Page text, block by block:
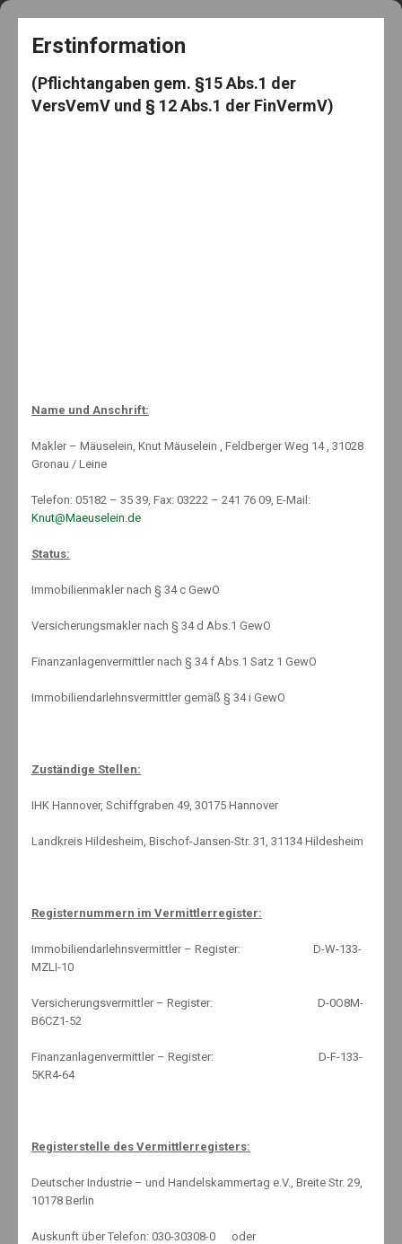
+49 5182 3539 frag@den-knut.de
Makler-Mäuselein
Cybersicherheit
Corona-Pandemie war nicht nur ein Katalysator für die digitale
Transformation der Arbeitswelt, auch den Schulalltag hat sie
entscheidend …
6. Juli 2022
Leider drohen auch oder sogar gerade für Kinder zahlreiche
Computer und Smartphones sinnvoll und sicher konfigurieren. …
By:Knut Mäuselein
Search
Archives
Mai 2025
September 2024
Erstinformation
(Pflichtangaben gem. §15 Abs.1 der
VersVemV und § 12 Abs.1 der FinVermV)
Name und Anschrift:
Makler – Mäuselein, Knut Mäuselein , Feldberger Weg 14 , 31028
Gronau / Leine
Telefon: 05182 – 35 39, Fax: 03222 – 241 76 09, E-Mail:
Knut@Maeuselein.de
Status:
Immobilienmakler nach § 34 c GewO
Versicherungsmakler nach § 34 d Abs.1 GewO
Finanzanlagenvermittler nach § 34 f Abs.1 Satz 1 GewO
Immobiliendarlehnsvermittler gemäß § 34 i GewO
Zuständige Stellen:
IHK Hannover, Schiffgraben 49, 30175 Hannover
Landkreis Hildesheim, Bischof-Jansen-Str. 31, 31134 Hildesheim
Registernummern im Vermittlerregister:
Immobiliendarlehnsvermittler – Register: D-W-133-
MZLI-10
Versicherungsvermittler – Register: D-0O8M-
B6CZ1-52
Finanzanlagenvermittler – Register: D-F-133-
5KR4-64
Registerstelle des Vermittlerregisters:
Deutscher Industrie – und Handelskammertag e.V., Breite Str. 29,
10178 Berlin
Auskunft über Telefon: 030-30308-0 oder